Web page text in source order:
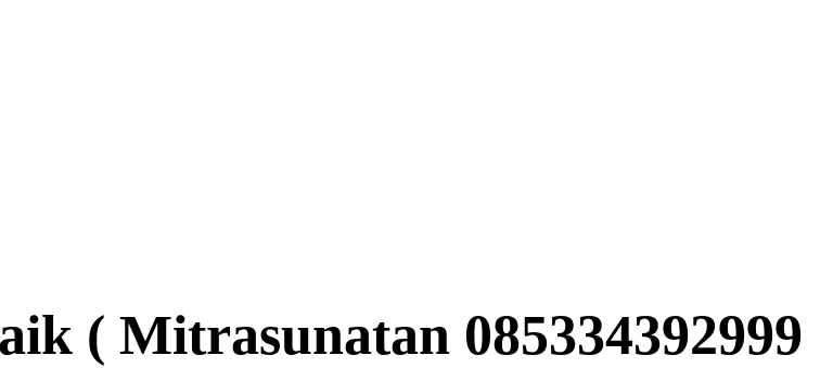
( Mitrasunatan 085334392999